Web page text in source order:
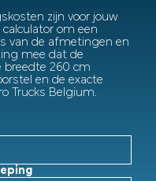
zijn voor jouw
om een
van de afmetingen en
mee dat de
breedte 260 cm
en de exacte
Trucks Belgium.